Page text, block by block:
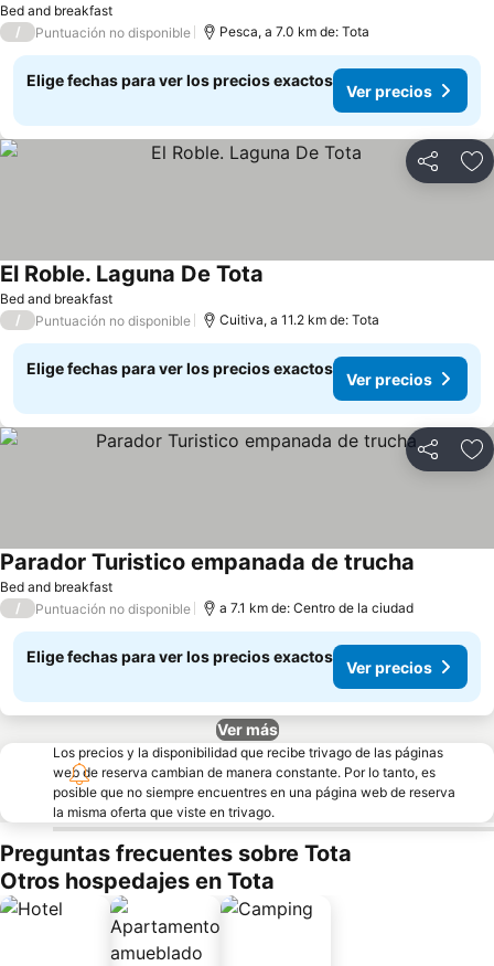
Bed and breakfast
/ Puntuación no disponible Pesca, a 7.0 km de: Tota
Elige fechas para ver los precios exactos
Ver precios
Compartir
Bed and breakfast
El Roble. Laguna De Tota
/ Puntuación no disponible Cuitiva, a 11.2 km de: Tota
Elige fechas para ver los precios exactos
Ver precios
Compartir
Bed and breakfast
Parador Turistico empanada de trucha
/ Puntuación no disponible a 7.1 km de: Centro de la ciudad
Elige fechas para ver los precios exactos
Ver precios
Ver más
Los precios y la disponibilidad que recibe trivago de las páginas
web de reserva cambian de manera constante. Por lo tanto, es
posible que no siempre encuentres en una página web de reserva
la misma oferta que viste en trivago.
Preguntas frecuentes sobre Tota
Otros hospedajes en Tota